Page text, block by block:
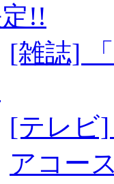
!!
[雑誌]
[テレビ
アコー